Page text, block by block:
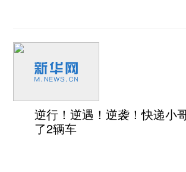
逆行！逆遇！逆袭！快递小
了2辆车